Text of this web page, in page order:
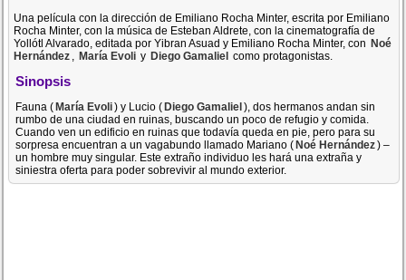
Una película con la dirección de Emiliano Rocha Minter, escrita por Emiliano
Rocha Minter, con la música de Esteban Aldrete, con la cinematografía de
Yollótl Alvarado, editada por Yibran Asuad y Emiliano Rocha Minter, con Noé
Hernández , María Evoli y Diego Gamaliel como protagonistas.
Sinopsis
Fauna (María Evoli) y Lucio (Diego Gamaliel), dos hermanos andan sin
rumbo de una ciudad en ruinas, buscando un poco de refugio y comida.
Cuando ven un edificio en ruinas que todavía queda en pie, pero para su
sorpresa encuentran a un vagabundo llamado Mariano (Noé Hernández) –
un hombre muy singular. Este extraño individuo les hará una extraña y
siniestra oferta para poder sobrevivir al mundo exterior.